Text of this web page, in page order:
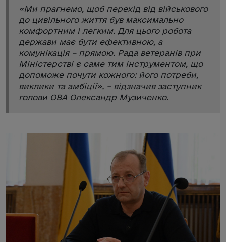
«Ми прагнемо, щоб перехід від військового
до цивільного життя був максимально
комфортним і легким. Для цього робота
держави має бути ефективною, а
комунікація – прямою. Рада ветеранів при
Міністерстві є саме тим інструментом, що
допоможе почути кожного: його потреби,
виклики та амбіції», – відзначив заступник
голови ОВА Олександр Музиченко.